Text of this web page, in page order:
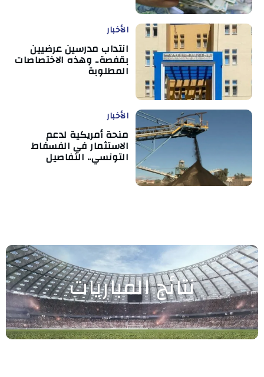
الأخبار
انتداب مدرسين عرضيين
بقفصة.. وهذه الاختصاصات
المطلوبة
الأخبار
منحة أمريكية لدعم
الاستثمار في الفسفاط
التونسي.. التفاصيل
نتائج المباريات